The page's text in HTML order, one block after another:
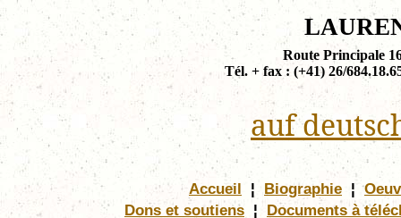
Route Principale
Tél. + fax : (+41) 26/
auf
Accueil ¦ Biographie ¦
Dons et soutiens ¦ Documents à